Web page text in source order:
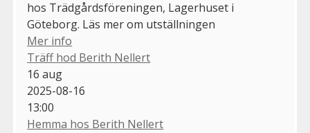
hos Trädgårdsföreningen, Lagerhuset i
Göteborg. Läs mer om utställningen
Mer info
Träff hod Berith Nellert
16 aug
2025-08-16
13:00
Hemma hos Berith Nellert